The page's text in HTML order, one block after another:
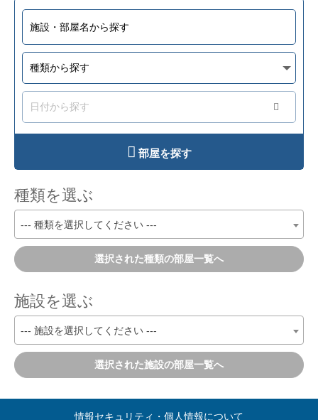
いて（お願い）
2026年07月27日
８月３日（月）～８月９日（日）北稜
2026年07月24日
根城中学校の体育館開放について
2026年07月09日
湊小学校、新井田小学校の学校施設開
放について
び根城中学校の体育館の施設開放中止
について
2026年05月28日
2026年05月21日
2026年05月14日
入館時の警備解除について
2026年05月01日
毎月初めの2か月先又は３か月先の予約
2026年04月08日
案内
2026年02月24日
【 よくある質問と回答 】
2026年02月04日
学校施設開放利用時における迷惑メー
2026年02月04日
利用団体登録は毎年度の登録が必要で
す。
部屋を探す
種類を選ぶ
--- 種類を選択してください ---
選択された種類の部屋一覧へ
施設を選ぶ
--- 施設を選択してください ---
選択された施設の部屋一覧へ
情報セキュリティ・個人情報について